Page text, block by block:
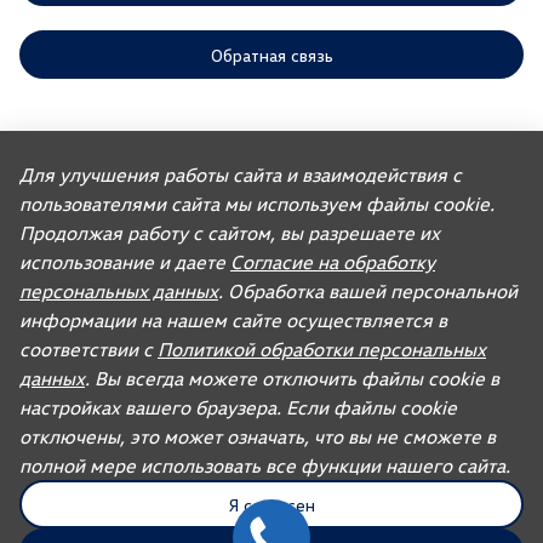
Обратная связь
предусмотренных законодательством РФ, по удовлетворению
требований покупателей автомобилей, ранее изготовленных или
импортированных ООО «ФОЛЬКСВАГЕН Груп Рус». Учитывая это, ООО
«АГР» не несет ответственности за качество автомобилей,
импортированных с других рынков третьими лицами, а также за их
соответствие установленным в Российской Федерации обязательным
требованиям и не обязано по законодательству РФ удовлетворять
требования, связанные с недостатками качества таких автомобилей.
При покупке автомобиля рекомендуем требовать от продавца
документ, в котором должна содержаться информация об импортере
данного автомобиля.
Для автомобилей бренда дилерское предприятие осуществляет
продажу запасных частей и организацию послепродажного
обслуживания.
© 2026, AGR Automotive Group. UDP Auto
Правовая информация
Для улучшения работы сайта и взаимодействия с
пользователями сайта мы используем файлы cookie.
Продолжая работу с сайтом, вы разрешаете их
использование и даете Согласие на обработку
персональных данных. Обработка вашей персональной
информации на нашем сайте осуществляется в
соответствии с Политикой обработки персональных
данных. Вы всегда можете отключить файлы cookie в
настройках вашего браузера. Если файлы cookie
отключены, это может означать, что вы не сможете в
полной мере использовать все функции нашего сайта.
Я согласен